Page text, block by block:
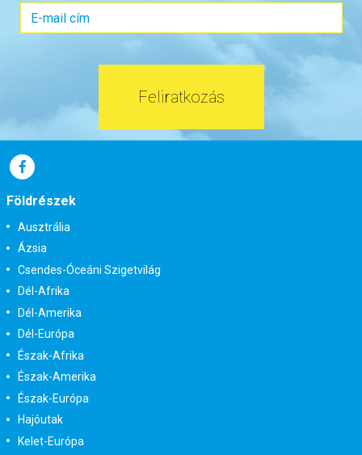
Feliratkozás
Földrészek
Ausztrália
Ázsia
Csendes-Óceáni Szigetvilág
Dél-Afrika
Dél-Amerika
Dél-Európa
Észak-Afrika
Észak-Amerika
Észak-Európa
Hajóutak
Kelet-Európa